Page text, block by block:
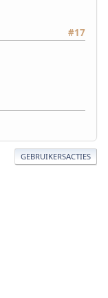
#17
GEBRUIKERSACTIES